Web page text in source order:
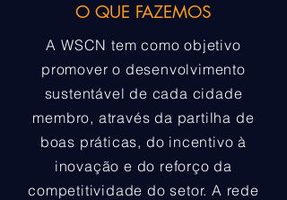
O QUE FAZEMOS
A WSCN tem como objetivo
promover o desenvolvimento
sustentável de cada cidade
membro, através da partilha de
boas práticas, do incentivo à
inovação e do reforço da
competitividade do setor. A rede